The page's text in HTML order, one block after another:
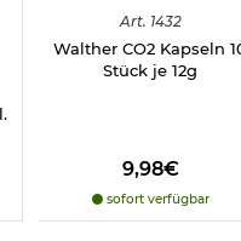
Hinweis: Richtiger
Umgang mit Druckluft-,
Art. 1432
Walther CO2 Kapseln
Stück je 12g
9,98€
sofort verfügbar